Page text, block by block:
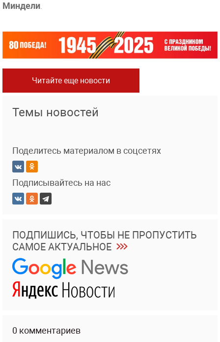
Миндели
Читайте еще новости
Темы новостей
Поделитесь материалом в соцсетях
Подписывайтесь на нас
ПОДПИШИСЬ, ЧТОБЫ НЕ ПРОПУСТИТЬ
САМОЕ АКТУАЛЬНОЕ
0 комментариев